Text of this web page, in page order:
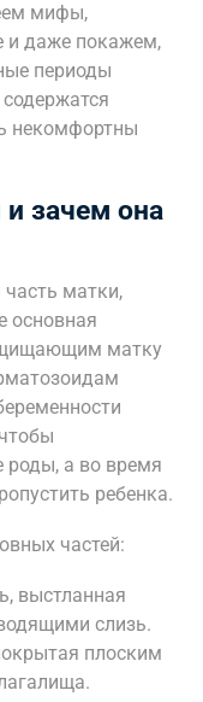
мифы,
и даже покажем,
периоды
некомфортны
зачем она
матки,
основная
матку
роды, а во время
ребенка.
частей:
выстланная
слизь.
плоским